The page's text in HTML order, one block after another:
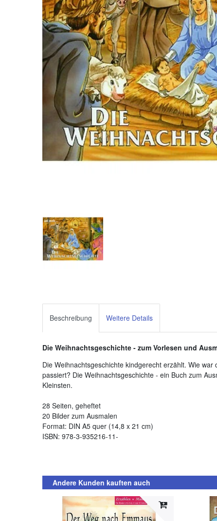
Beschreibung Weitere Details
Die Weihnachtsgeschichte - zum Vorlesen und
Die Weihnachtsgeschichte kindgerecht erzählt. Wie
passiert? Die Weihnachtsgeschichte - ein Buch zum
Kleinsten.
28 Seiten, geheftet
20 Bilder zum Ausmalen
Format: DIN A5 quer (14,8 x 21 cm)
ISBN: 978-3-935216-11-
Andere Kunden kauften auch